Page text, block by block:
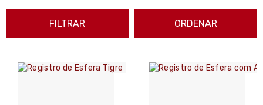
FILTRAR ORDENAR